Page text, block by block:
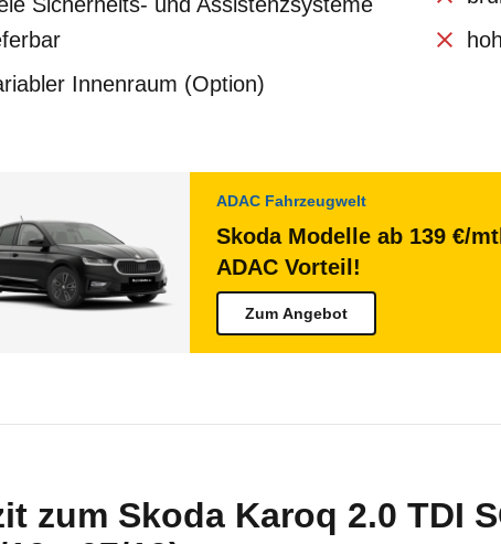
Innenraum (Option)
ADAC Fahrzeugwelt
Skoda Modelle ab 139 €/
ADAC Vorteil!
Zum Angebot
zum Skoda Karoq 2.0 TDI